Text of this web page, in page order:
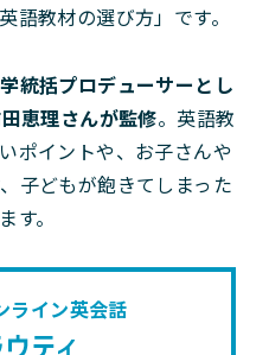
語教材の選び方」です。
統括プロデューサーとし
恵理さんが監修。英語教
ポイントや、お子さんや
子どもが飽きてしまった
す。
ライン英会話